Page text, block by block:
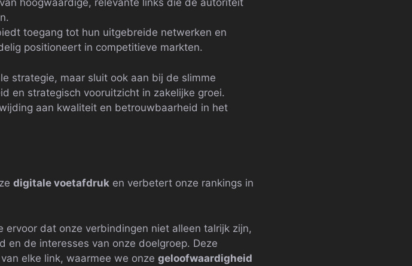
hoogwaardige, relevante links die de autoriteit
toegang tot hun uitgebreide netwerken en
positioneert in competitieve markten.
strategie, maar sluit ook aan bij de slimme
en strategisch vooruitzicht in zakelijke groei.
aan kwaliteit en betrouwbaarheid in het
digitale voetafdruk en verbetert onze rankings in
ervoor dat onze verbindingen niet alleen talrijk zijn,
en de interesses van onze doelgroep. Deze
elke link, waarmee we onze geloofwaardigheid